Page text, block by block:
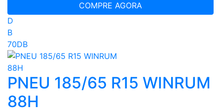
COMPRE AGORA
D
B
70DB
PNEU 185/65 R15 WINRUM
88H